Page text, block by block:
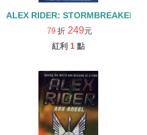
ALEX RIDER: STORMBREAKER
79 折 249元
紅利 1 點